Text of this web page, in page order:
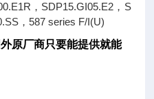
，SDP15.GI05.E2，S
，587 series F/I(U)
原厂商只要能提供就能